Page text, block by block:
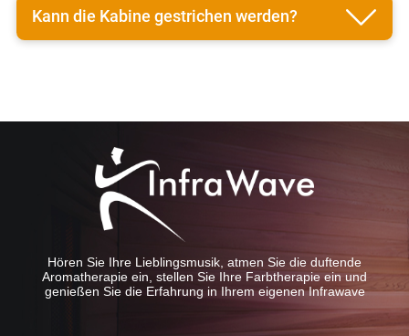
Kann die Kabine gestrichen werden?
Hören Sie Ihre Lieblingsmusik, atmen Sie die duftende
Aromatherapie ein, stellen Sie Ihre Farbtherapie ein und
genießen Sie die Erfahrung in Ihrem eigenen Infrawave